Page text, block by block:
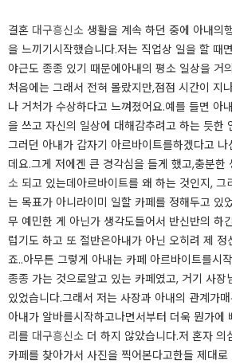
결혼 대구흥신소 생활을 계속 하던 중에 아내의
을 느끼기시작했습니다.​저는 직업상 일을 할 때
야근도 종종 있기 때문에아내의 평소 일상을 거
처음에는 그래서 전혀 몰랐지만,점점 시간이 지
나 거처가 수상하다고 느껴졌어요.​예를 들면 아
을 쓰고 자신의 일상에 대해감추려고 하는 듯한
그러던 아내가 갑자기 아르바이트를하겠다고
데요.​그게 저에겐 큰 경각심을 들게 했고,충분한
소 되고 있는데아르바이트를 왜 하는 것인지,
는 목표가 아니라이미 일할 카페를 정해두고 있
무 예민한 게 아닌가 생각도들어서 반신반의 하
럽기도 하고 또 절반은아내가 아닌 오히려 제 정
죠..​아무튼 그렇게 아내는 카페 아르바이트를시
종종 가는 것으로알고 있는 카페였고, 거기 사장
있었습니다.​그래서 저는 사장과 아내의 관계가
아내가 알바를시작하고나면서부터 더욱 뭔가에
리를 대구흥신소 더 하지 않았습니다.​저 혼자 의
카페를 찾아가서 사진을 찍어본다고한들 제대